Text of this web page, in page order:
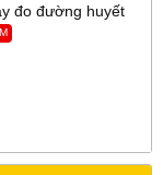
đo đường huyết